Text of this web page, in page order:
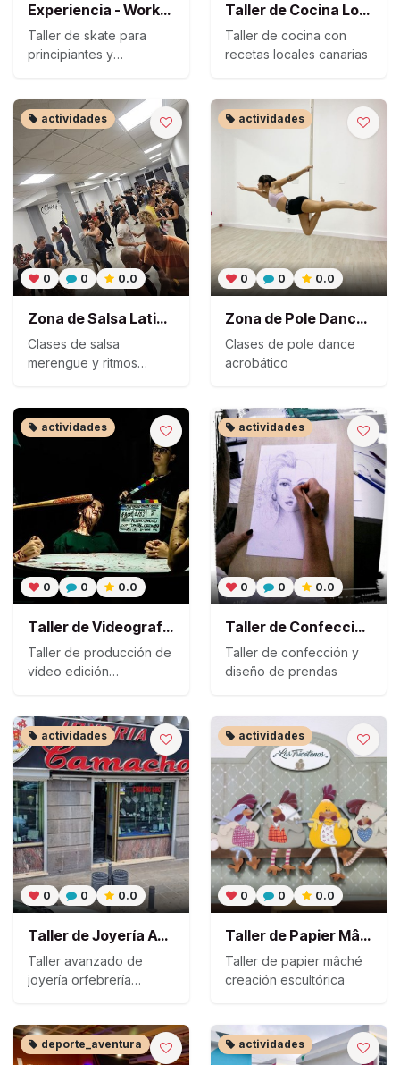
Experiencia - Workshop de Skate
Taller de skate para
principiantes y
Taller de Cocina Local - Guanarteme
Taller de cocina con
recetas locales canarias
0 0 0.0
actividades
Zona de Salsa Latina - Escuela
Clases de salsa
merengue y ritmos
0 0 0.0
actividades
Zona de Pole Dance - Estudio
Clases de pole dance
acrobático
0 0 0.0
actividades
Taller de Videografía - Producción
Taller de producción de
vídeo edición
0 0 0.0
actividades
Taller de Confección de Ropa
Taller de confección y
diseño de prendas
0 0 0.0
actividades
Taller de Joyería Avanzada
Taller avanzado de
joyería orfebrería
0 0 0.0
actividades
Taller de Papier Mâché
Taller de papier mâché
creación escultórica
deporte_aventura actividades